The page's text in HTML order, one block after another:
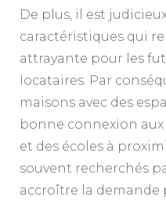
De plus, il est
caractéristiques qui
attrayante pour les
locataires. Par
maisons avec des
bonne connexion
et des écoles à
souvent recherchés
accroître la demande